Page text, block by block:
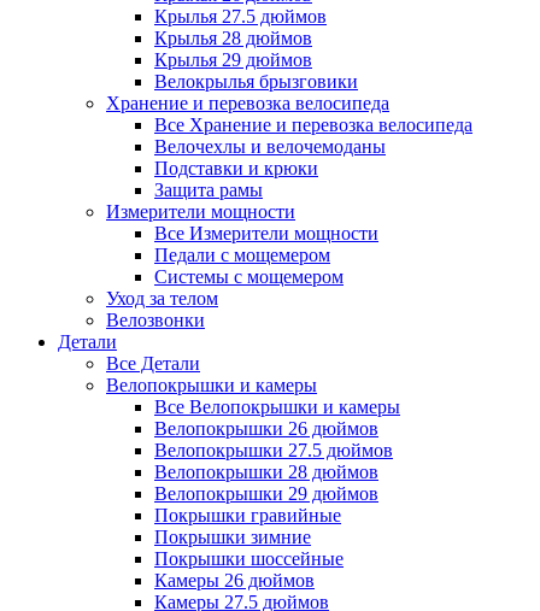
Крылья 27.5 дюймов
Крылья 28 дюймов
Крылья 29 дюймов
Велокрылья брызговики
Хранение и перевозка велосипеда
Все Хранение и перевозка велосипеда
Велочехлы и велочемоданы
Подставки и крюки
Защита рамы
Измерители мощности
Все Измерители мощности
Педали с мощемером
Системы с мощемером
Уход за телом
Велозвонки
Детали
Все Детали
Велопокрышки и камеры
Все Велопокрышки и камеры
Велопокрышки 26 дюймов
Велопокрышки 27.5 дюймов
Велопокрышки 28 дюймов
Велопокрышки 29 дюймов
Покрышки гравийные
Покрышки зимние
Покрышки шоссейные
Камеры 26 дюймов
Камеры 27.5 дюймов